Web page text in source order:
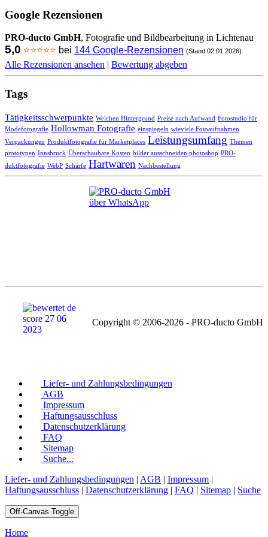
Google Rezensionen
PRO-ducto GmbH, Fotografie und Bildbearbeitung in Lichtenau
5,0 ⭐⭐⭐⭐⭐ bei 144 Google-Rezensionen (Stand 02.01.2026)
Alle Rezensionen ansehen | Bewertung abgeben
Tags
Tätigkeitsschwerpunkte Welchen Hintergrund Preise nach Aufwand Fotostudio für
Modefotografie Hollowman Fotografie einspiegeln wieviele Fotoaufnahmen
Verpackungen Produktfotografie für Marketplaces Leistungsumfang Themen
prototypen Innsbruck Überschaubare Kosten bilder ausschneiden photoshop PRO-
duktfotografie WebP Schärfe Hartwaren Nachbestellung
Copyright © 2006-2026 - PRO-ducto GmbH
Liefer- und Zahlungsbedingungen
AGB
Impressum
Haftungsausschluss
Datenschutzerklärung
FAQ
Sitemap
Suche...
Liefer- und Zahlungsbedingungen | AGB | Impressum |
Haftungsausschluss | Datenschutzerklärung | FAQ | Sitemap | Suche
Off-Canvas Toggle
Home